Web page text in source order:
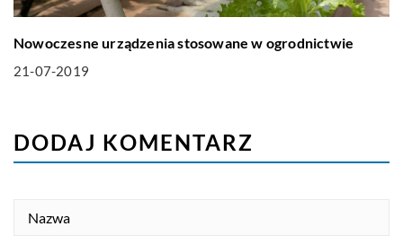
Nowoczesne urządzenia stosowane w ogrodnictwie
21-07-2019
DODAJ KOMENTARZ